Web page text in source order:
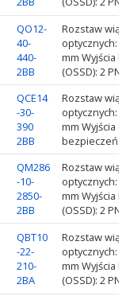
QO12-
40-
440-
2BB
Rozstaw
optycznych:
mm Wyjścia
(OSSD): 2 PNP
QCE14
-30-
390
2BB
Rozstaw
optycznych:
mm Wyjścia
QM286
-10-
2850-
2BB
Rozstaw
optycznych:
mm Wyjścia
(OSSD): 2 PNP
QBT10
-22-
210-
2BA
Rozstaw
optycznych:
mm Wyjścia
(OSSD): 2 PNP